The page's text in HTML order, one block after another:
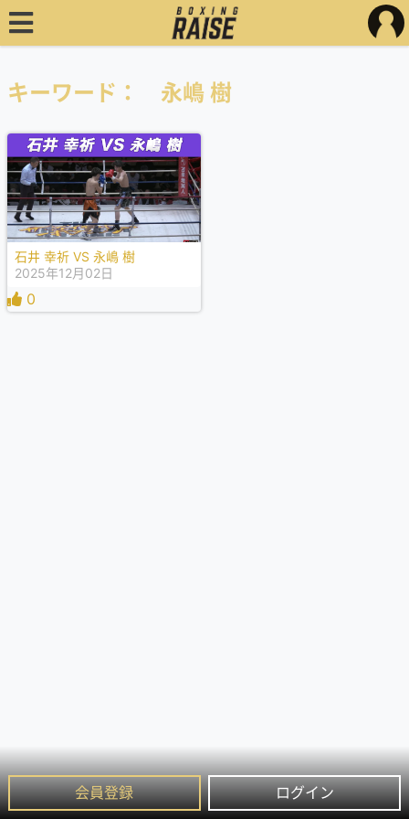
会員登録 ログイン
キーワード： 永嶋 樹
石井 幸祈 VS 永嶋 樹
2025年12月02日
0